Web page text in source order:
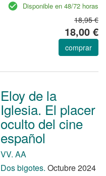
Disponible en 48/72 horas
18,95 €
18,00 €
comprar
Eloy de la
Iglesia. El placer
oculto del cine
español
VV. AA
Dos bigotes. Octubre 2024